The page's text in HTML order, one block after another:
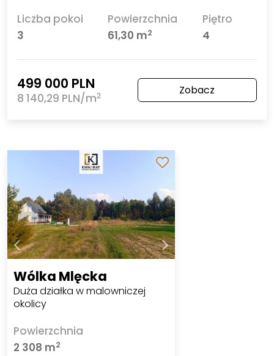
Liczba pokoi
3
Powierzchnia
61,30 m2
Piętro
4
499 000 PLN
8 140,29 PLN/m2 Zobacz
Wólka Mlęcka
Duża działka w malowniczej
okolicy
Powierzchnia
2 308 m2